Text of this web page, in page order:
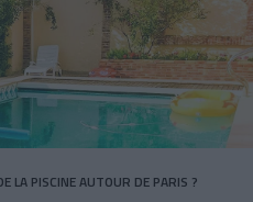
LA PISCINE AUTOUR DE PARIS ?